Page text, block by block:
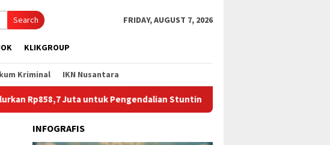
Search FRIDAY, AUGUST 7, 2026
KLIKGROUP
Kriminal IKN Nusantara
Juta untuk Pengendalian Stunting di Kota Bontang
INFOGRAFIS